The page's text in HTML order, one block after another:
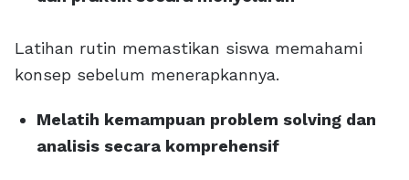
Latihan rutin memastikan siswa memahami
konsep sebelum menerapkannya.
Melatih kemampuan problem solving dan
analisis secara komprehensif